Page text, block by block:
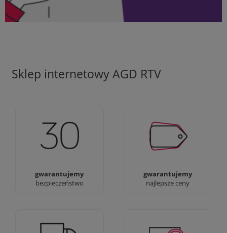
Sklep internetowy AGD RTV
gwarantujemy
bezpieczeństwo
Jesteśmy firmą z 30-
gwarantujemy
najlepsze ceny
Ciężko pracujemy aby
zapewnić najlepsze